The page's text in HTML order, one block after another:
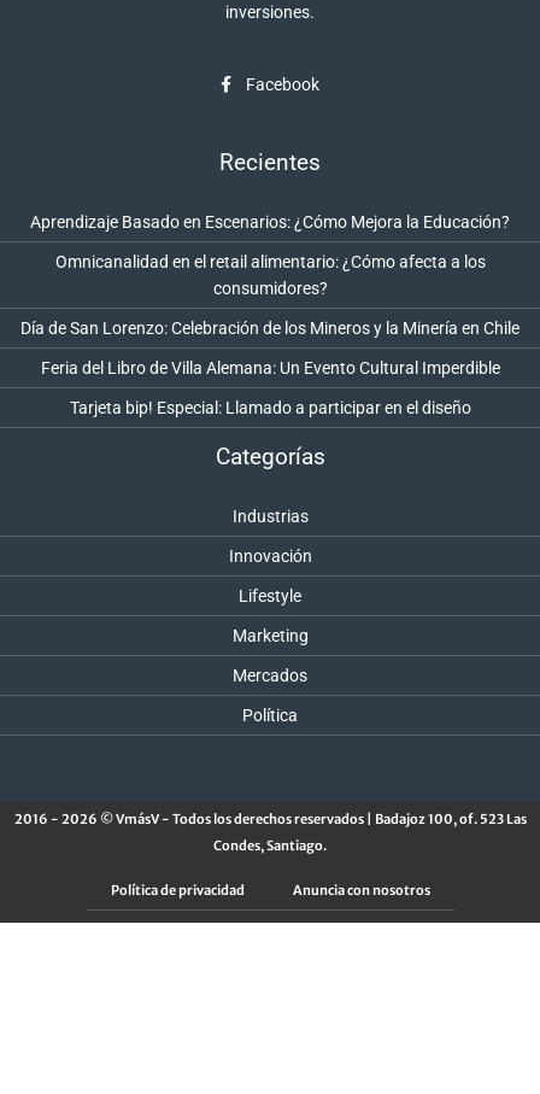
inversiones.
Facebook
Recientes
Aprendizaje Basado en Escenarios: ¿Cómo Mejora la Educación?
Omnicanalidad en el retail alimentario: ¿Cómo afecta a los
consumidores?
Día de San Lorenzo: Celebración de los Mineros y la Minería en Chile
Feria del Libro de Villa Alemana: Un Evento Cultural Imperdible
Tarjeta bip! Especial: Llamado a participar en el diseño
Categorías
Industrias
Innovación
Lifestyle
Marketing
Mercados
Política
2016 - 2026 © VmásV - Todos los derechos reservados | Badajoz 100, of. 523 Las
Condes, Santiago.
Política de privacidad Anuncia con nosotros